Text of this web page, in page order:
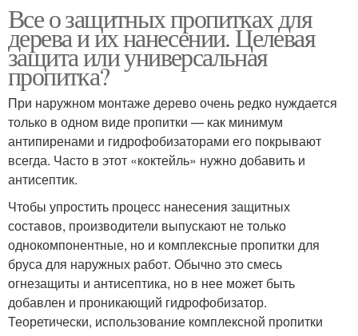
Все о защитных пропитках для
дерева и их нанесении. Целевая
защита или универсальная
пропитка?
При наружном монтаже дерево очень редко нуждается
только в одном виде пропитки — как минимум
антипиренами и гидрофобизаторами его покрывают
всегда. Часто в этот «коктейль» нужно добавить и
антисептик.
Чтобы упростить процесс нанесения защитных
составов, производители выпускают не только
однокомпонентные, но и комплексные пропитки для
бруса для наружных работ. Обычно это смесь
огнезащиты и антисептика, но в нее может быть
добавлен и проникающий гидрофобизатор.
Теоретически, использование комплексной пропитки